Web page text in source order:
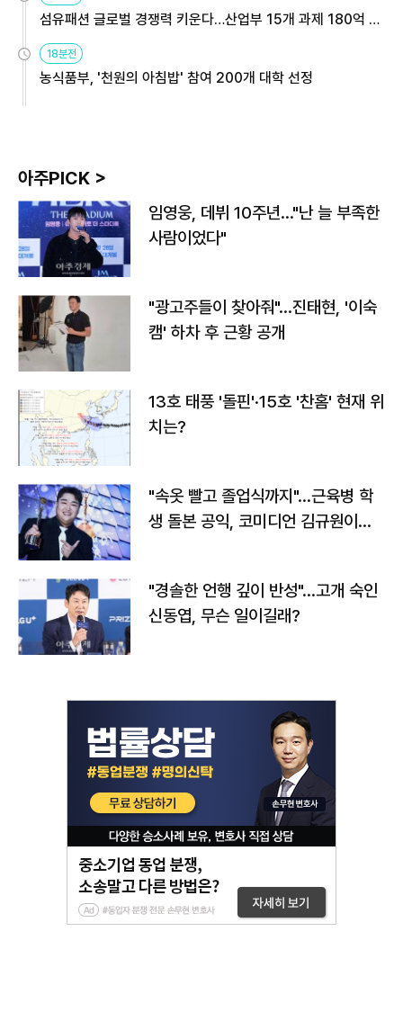
섬유패션 글로벌 경쟁력 키운다…산업부 15개 과제 180억 지
원
18분전
농식품부, '천원의 아침밥' 참여 200개 대학 선정
아주PICK >
임영웅, 데뷔 10주년…"난 늘 부족한
사람이었다"
"광고주들이 찾아줘"…진태현, '이숙
캠' 하차 후 근황 공개
13호 태풍 '돌핀'·15호 '찬홈' 현재 위
치는?
"속옷 빨고 졸업식까지"…근육병 학
생 돌본 공익, 코미디언 김규원이었
"경솔한 언행 깊이 반성"…고개 숙인
신동엽, 무슨 일이길래?